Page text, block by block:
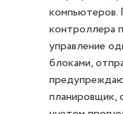
компьютеров.
контроллера
управление
блоками,
планировщик,